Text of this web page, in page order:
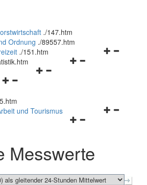
./147.htm
Ordnung ./89557.htm
Navigationsmenü
./151.htm
Navigationsmenü
Navigationsmenü
und
schließen
Navigationsmenü
schließen
und Tourismus
Messwerte